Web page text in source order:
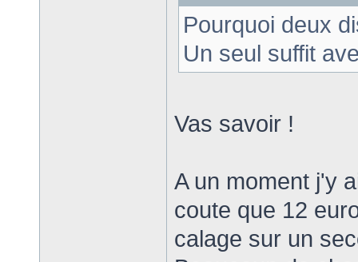
Pourquoi deux
Un seul suffit
Vas savoir !
A un moment j'y
coute que 12
calage sur un